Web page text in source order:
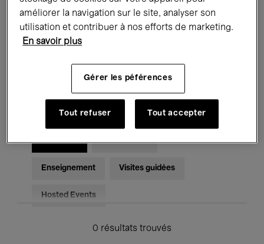
Expositions Films Performances
Rencontres & Débats
Musique classique Global Music
Musique électronique
Pour tous Kids’ Palace
Enseignement Visites guidées
Hosted Events
0 résultats trouvés
améliorer la navigation sur le site, analyser son
utilisation et contribuer à nos efforts de marketing.
En savoir plus
Gérer les péférences
Tout refuser Tout accepter